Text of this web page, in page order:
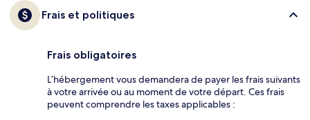
Frais et politiques
Frais obligatoires
L’hébergement vous demandera de payer les frais suivants
à votre arrivée ou au moment de votre départ. Ces frais
peuvent comprendre les taxes applicables :